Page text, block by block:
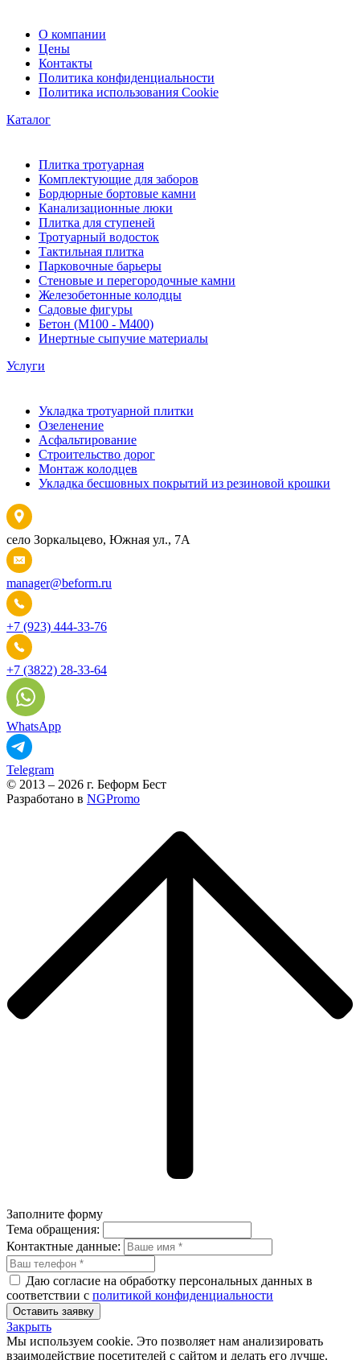
О компании
Цены
Контакты
Политика конфиденциальности
Политика использования Cookie
Каталог
Плитка тротуарная
Комплектующие для заборов
Бордюрные бортовые камни
Канализационные люки
Плитка для ступеней
Тротуарный водосток
Тактильная плитка
Парковочные барьеры
Стеновые и перегородочные камни
Железобетонные колодцы
Садовые фигуры
Бетон (М100 - М400)
Инертные сыпучие материалы
Услуги
Укладка тротуарной плитки
Озеленение
Асфальтирование
Строительство дорог
Монтаж колодцев
Укладка бесшовных покрытий из резиновой крошки
село Зоркальцево, Южная ул., 7А
manager@beform.ru
+7 (923) 444-33-76
+7 (3822) 28-33-64
WhatsApp
Telegram
© 2013 – 2026 г. Беформ Бест
Разработано в NGPromo
Заполните форму
Тема обращения:
Контактные данные:
Даю согласие на обработку персональных данных в
соответствии с политикой конфиденциальности
Оставить заявку
Закрыть
Мы используем cookie. Это позволяет нам анализировать
взаимодействие посетителей с сайтом и делать его лучше.